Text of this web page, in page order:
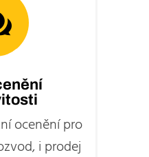
ocenění pro
i prodej